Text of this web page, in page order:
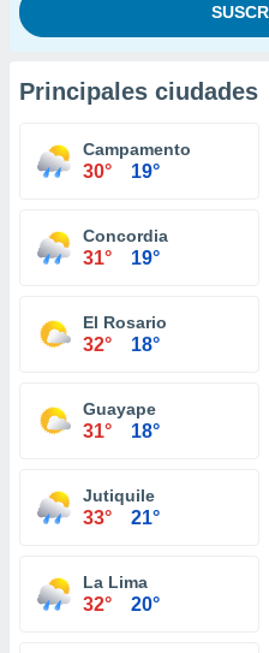
Principales ciudades
Campamento
30° 19°
Concordia
31° 19°
El Rosario
32° 18°
Guayape
31° 18°
Jutiquile
33° 21°
La Lima
32° 20°